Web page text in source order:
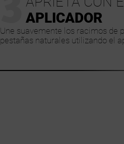
APLICADOR
Une suavemente los racimos de
pestañas naturales utilizando el